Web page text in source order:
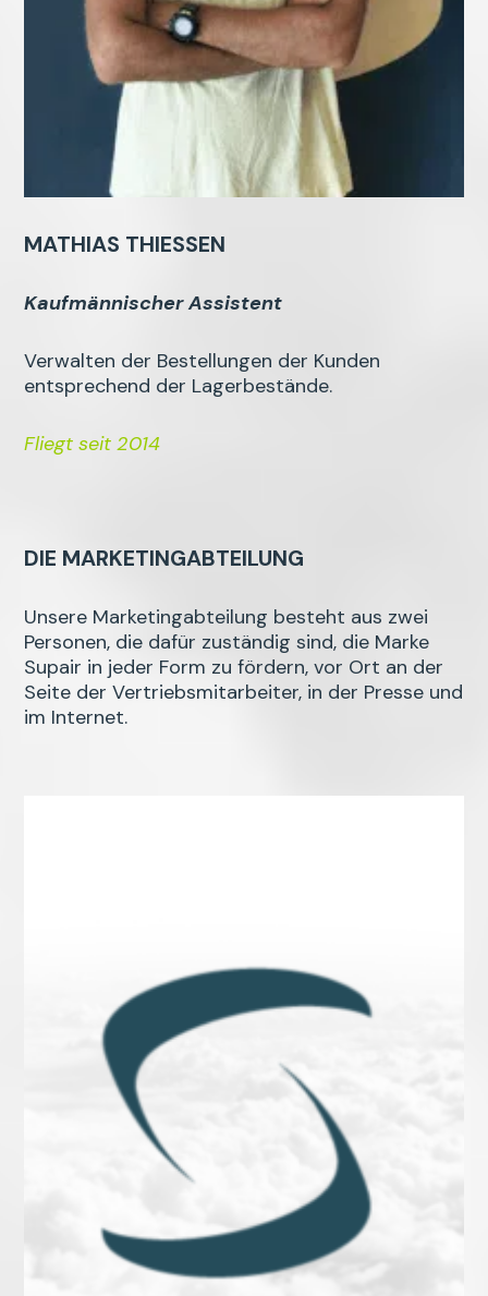
MATHIAS THIESSEN
Kaufmännischer Assistent
Verwalten der Bestellungen der Kunden
entsprechend der Lagerbestände.
Fliegt seit 2014
DIE MARKETINGABTEILUNG
Unsere Marketingabteilung besteht aus zwei
Personen, die dafür zuständig sind, die Marke
Supair in jeder Form zu fördern, vor Ort an der
Seite der Vertriebsmitarbeiter, in der Presse und
im Internet.